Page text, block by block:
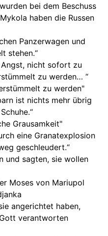
bei dem Beschuss
haben die Russen
Panzerwagen und
stehen.“
nicht sofort zu
zu werden… “
zu werden"
ist nichts mehr übrig
Grausamkeit"
eine Granatexplosion
geschleudert.“
und sagten, sie wollen
Moses von Mariupol
angerichtet haben,
verantworten